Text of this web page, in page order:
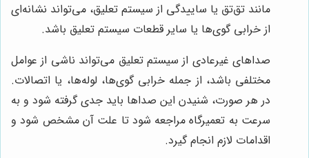
مانند تق‌تق یا ساییدگی از سیستم تعلیق، می‌تواند نشانه‌ای
از خرابی گوی‌ها یا سایر قطعات سیستم تعلیق باشد.
صداهای غیرعادی از سیستم تعلیق می‌تواند ناشی از عوامل
مختلفی باشد، از جمله خرابی گوی‌ها، لوله‌ها، یا اتصالات.
در هر صورت، شنیدن این صداها باید جدی گرفته شود و به
سرعت به تعمیرگاه مراجعه شود تا علت آن مشخص شود و
اقدامات لازم انجام گیرد.